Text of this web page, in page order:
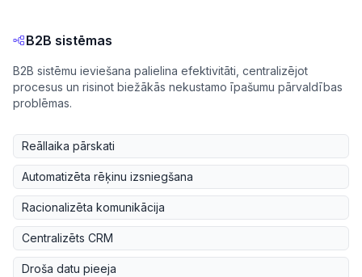
B2B sistēmas
B2B sistēmu ieviešana palielina efektivitāti, centralizējot
procesus un risinot biežākās nekustamo īpašumu pārvaldības
problēmas.
Reāllaika pārskati
Automatizēta rēķinu izsniegšana
Racionalizēta komunikācija
Centralizēts CRM
Droša datu pieeja